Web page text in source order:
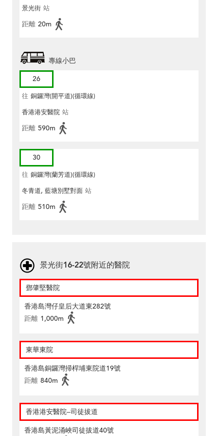
景光街 站
距離 20m
專線小巴
26
往 銅鑼灣(開平道)(循環線)
香港港安醫院 站
距離 590m
30
往 銅鑼灣(蘭芳道)(循環線)
冬青道, 藍塘別墅對面 站
距離 510m
景光街16-22號附近的醫院
鄧肇堅醫院
香港島灣仔皇后大道東282號
距離 1,000m
東華東院
香港島銅鑼灣掃桿埔東院道19號
距離 840m
香港港安醫院–司徒拔道
香港島黃泥涌峽司徒拔道40號